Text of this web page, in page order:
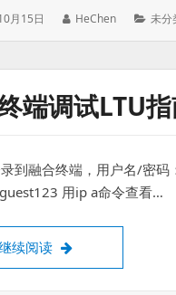
月15日
作
HeChen
分
未分
端调试LTU
到融合终端，用户名/密
用ip a命令查看…
续阅读 融合终端调试LTU指